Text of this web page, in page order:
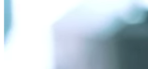
Tutte le analisi dei materiali polimerici
in base alle esigenze del cliente. Offriamo
materiali, le condizioni d'uso e gli standard
risultati affidabili e mirati.